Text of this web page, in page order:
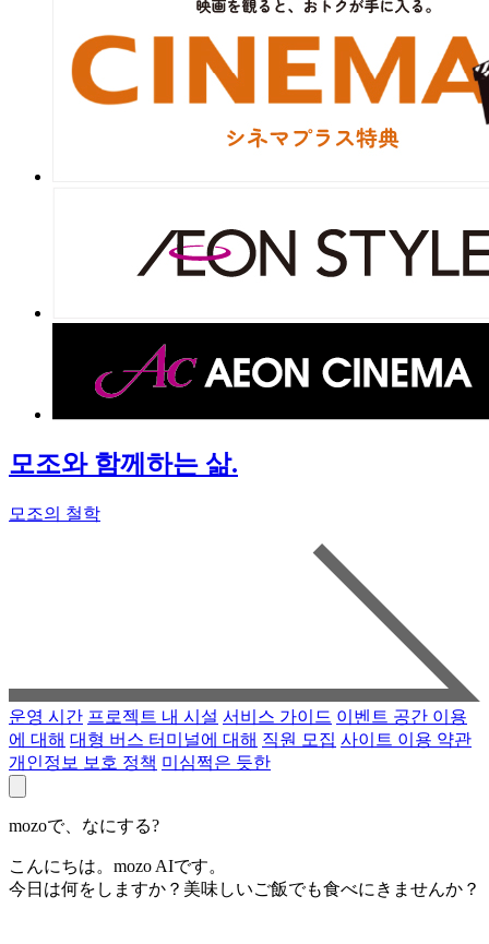
모조와 함께하는 삶.
모조의 철학
운영 시간 프로젝트 내 시설 서비스 가이드 이벤트 공간 이용
에 대해 대형 버스 터미널에 대해 직원 모집 사이트 이용 약관
개인정보 보호 정책 미심쩍은 듯한
mozoで、なにする?
こんにちは。mozo AIです。
今日は何をしますか？美味しいご飯でも食べにきませんか？